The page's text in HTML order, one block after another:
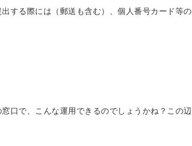
する際には（郵送も含む）、個人番号カード等の
口で、こんな運用できるのでしょうかね？この辺